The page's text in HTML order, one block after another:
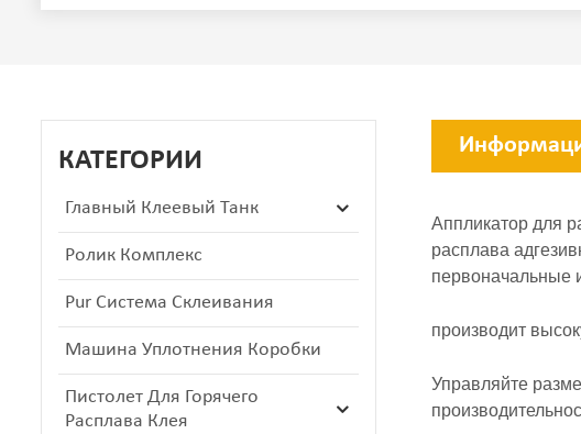
КАТЕГОРИИ
Главный Клеевый Танк
Ролик Комплекс
Pur Система Склеивания
Машина Уплотнения Коробки
Пистолет Для Горячего
Расплава Клея
Аппликатор для
расплава
первоначальные
производит
Управляйте